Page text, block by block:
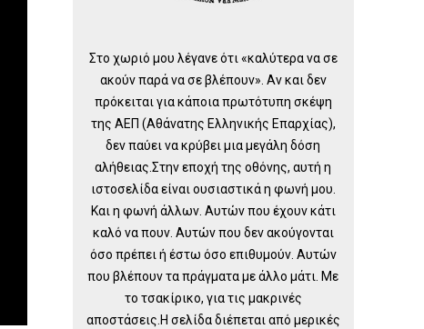
Στο χωριό μου λέγανε ότι «καλύτερα να σε
ακούν παρά να σε βλέπουν». Αν και δεν
πρόκειται για κάποια πρωτότυπη σκέψη
της ΑΕΠ (Αθάνατης Ελληνικής Επαρχίας),
δεν παύει να κρύβει μια μεγάλη δόση
αλήθειας.Στην εποχή της οθόνης, αυτή η
ιστοσελίδα είναι ουσιαστικά η φωνή μου.
Και η φωνή άλλων. Αυτών που έχουν κάτι
καλό να πουν. Αυτών που δεν ακούγονται
όσο πρέπει ή έστω όσο επιθυμούν. Αυτών
που βλέπουν τα πράγματα με άλλο μάτι. Με
το τσακίρικο, για τις μακρινές
αποστάσεις.Η σελίδα διέπεται από μερικές